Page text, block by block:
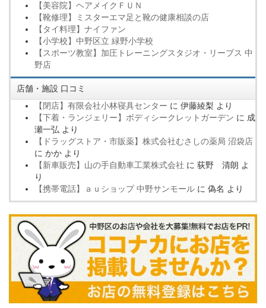
【美容院】ヘアメイクＦＵＮ
【靴修理】ミスターエマ足と靴の健康相談の店
【タイ料理】ナイファン
【小学校】中野区立 緑野小学校
【スポーツ教室】加圧トレーニングスタジオ・リーブス 中
野店
店舗・施設 口コミ
【閉店】有限会社小林寝具センター に 伊藤綾梨 より
【下着・ランジェリー】ボディシークレットガーデン に 成
瀬一弘 より
【ドラッグストア・市販薬】株式会社むさしの薬局 沼袋店
に かか より
【新車販売】山の手自動車工業株式会社 に 荻野 清朗 よ
り
【携帯電話】ａｕショップ 中野サンモール に 偽名 より